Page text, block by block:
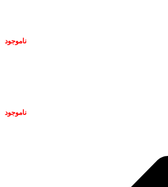
ناموجود
ناموجود